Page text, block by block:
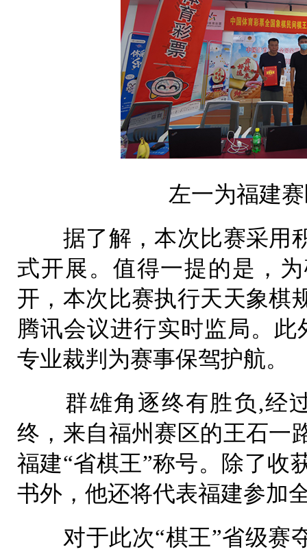
左一为福建
据了解，本次比赛采用
式开展。值得一提的是，
开，本次比赛执行天天象棋
腾讯会议进行实时监局。
专业裁判为赛事保驾护航。
群雄角逐终有胜负,经过
终，来自福州赛区的王石一
福建“省棋王”称号。除了收
书外，他还将代表福建参加
对于此次“棋王”省级赛